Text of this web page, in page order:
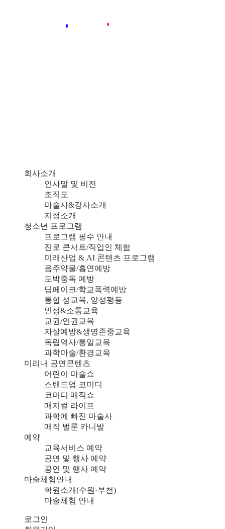
회사소개
인사말 및 비전
조직도
마술사&강사소개
지점소개
청소년 프로그램
프로그램 필수 안내
진로 콘서트/직업인 체험
미래산업 & AI 콘텐츠 프로그램
음주약물/흡연예방
도박중독 예방
딥페이크/학교폭력예방
통합 성교육, 양성평등
인성&소통교육
교권/인권교육
자살예방&생명존중교육
독립역사/통일교육
과학마술/환경교육
미리내 공연콘텐츠
어린이 마술쇼
스탠드업 코미디
코미디 매직쇼
매지컬 라이프
과학에 빠진 마술사
매직 벌룬 카니발
예약
교육서비스 예약
공연 및 행사 예약
공연 및 행사 예약
마술체험안내
학원소개(수원·부천)
마술체험 안내
로그인